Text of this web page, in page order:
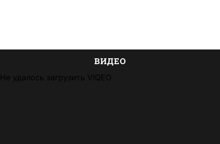
ВИДЕО
Не удалось загрузить VIQEO